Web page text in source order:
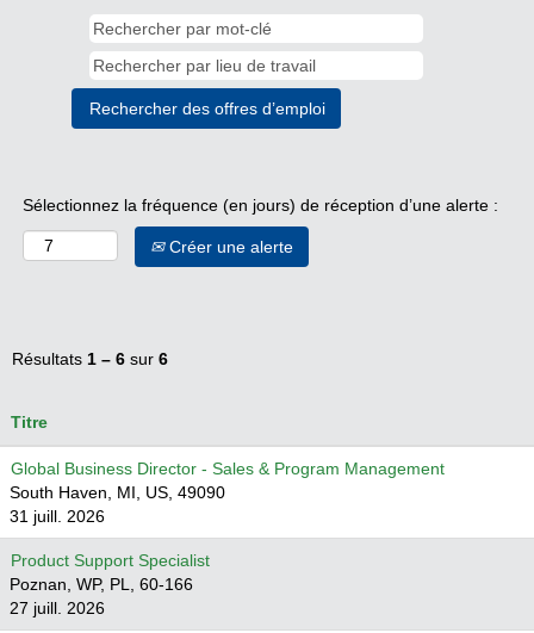
Sélectionnez la fréquence (en jours) de réception d’une alerte :
Créer une alerte
Résultats 1 – 6 sur 6
Titre
Global Business Director - Sales & Program Management
South Haven, MI, US, 49090
31 juill. 2026
Product Support Specialist
Poznan, WP, PL, 60-166
27 juill. 2026